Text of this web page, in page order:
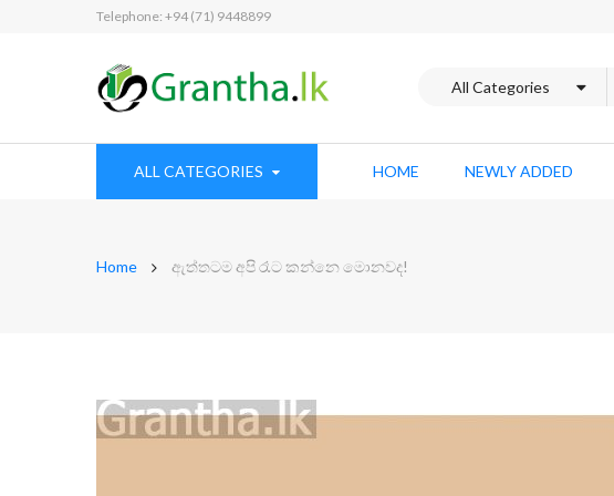
Telephone: +94 (71) 9448899
ALL CATEGORIES HOME NEWLY ADDED
Home ඇත්තටම අපි රෑට කන්නෙ මොනවද!
Skip
to